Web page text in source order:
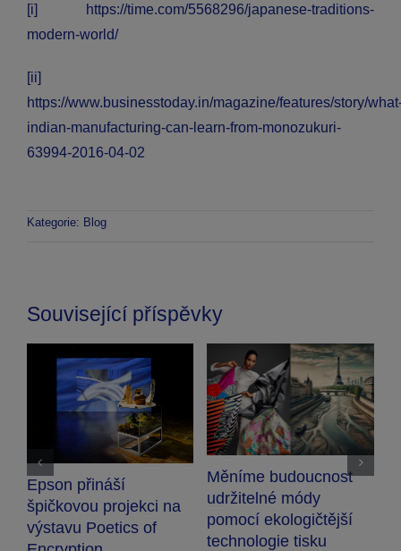
[i]
https://time.com/5568296/japanese-traditions-
modern-world/
[ii]
https://www.businesstoday.in/magazine/features/story/
indian-manufacturing-can-learn-from-monozukuri-
63994-2016-04-02
Kategorie: Blog
Související příspěvky
na
of
Měníme budoucnost
udržitelné módy
pomocí ekologičtější
technologie tisku
Technologická
prvenství na
Masarykovy
(MUNI)